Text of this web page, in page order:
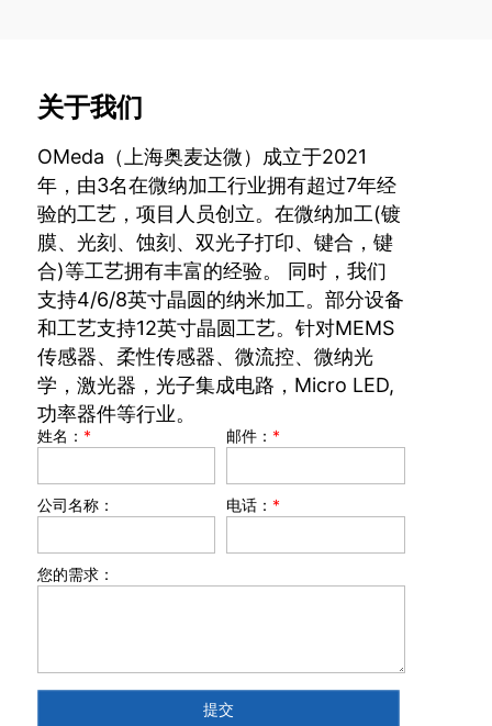
关于我们
OMeda（上海奥麦达微）成立于2021
年，由3名在微纳加工行业拥有超过7年经
验的工艺，项目人员创立。在微纳加工(镀
膜、光刻、蚀刻、双光子打印、键合，键
合)等工艺拥有丰富的经验。 同时，我们
支持4/6/8英寸晶圆的纳米加工。部分设备
和工艺支持12英寸晶圆工艺。针对MEMS
传感器、柔性传感器、微流控、微纳光
学，激光器，光子集成电路，Micro LED,
功率器件等行业。
姓名： * 邮件： *
公司名称： 电话： *
您的需求：